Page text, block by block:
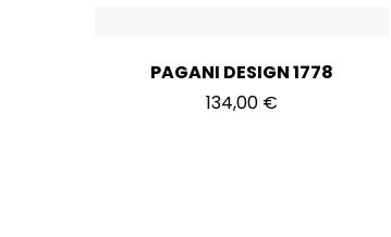
PAGANI DESIGN 1778
134,00 €